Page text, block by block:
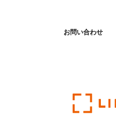
お問い合わせ